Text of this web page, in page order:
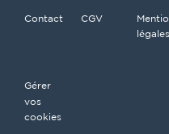
Contact CGV
légales
Gérer
vos
cookies